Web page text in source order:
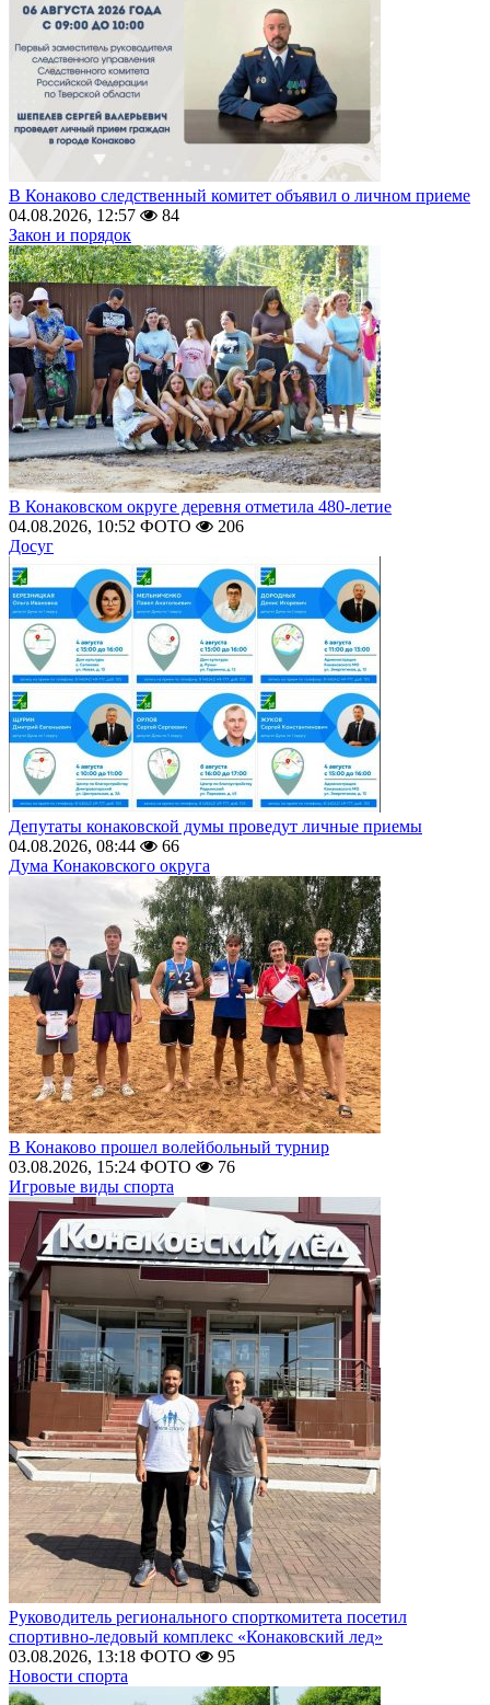
В Конаково следственный комитет объявил о личном приеме
04.08.2026, 12:57
84
Закон и порядок
В Конаковском округе деревня отметила 480-летие
04.08.2026, 10:52 ФОТО
206
Досуг
Депутаты конаковской думы проведут личные приемы
04.08.2026, 08:44
66
Дума Конаковского округа
В Конаково прошел волейбольный турнир
03.08.2026, 15:24 ФОТО
76
Игровые виды спорта
Руководитель регионального спорткомитета посетил
спортивно-ледовый комплекс «Конаковский лед»
03.08.2026, 13:18 ФОТО
95
Новости спорта